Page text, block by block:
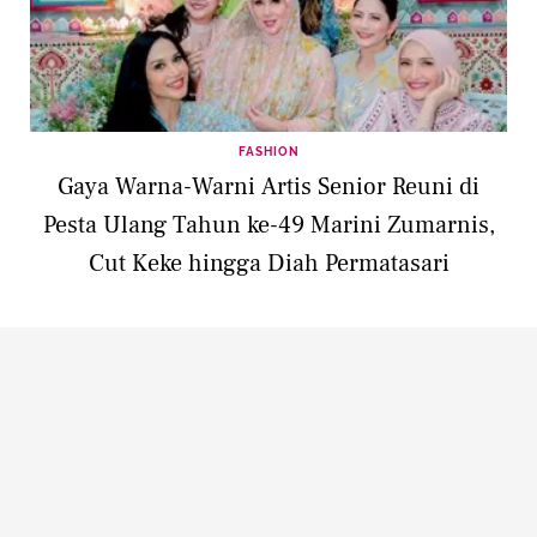
FASHION
Gaya Warna-Warni Artis Senior Reuni di
Pesta Ulang Tahun ke-49 Marini Zumarnis,
Cut Keke hingga Diah Permatasari